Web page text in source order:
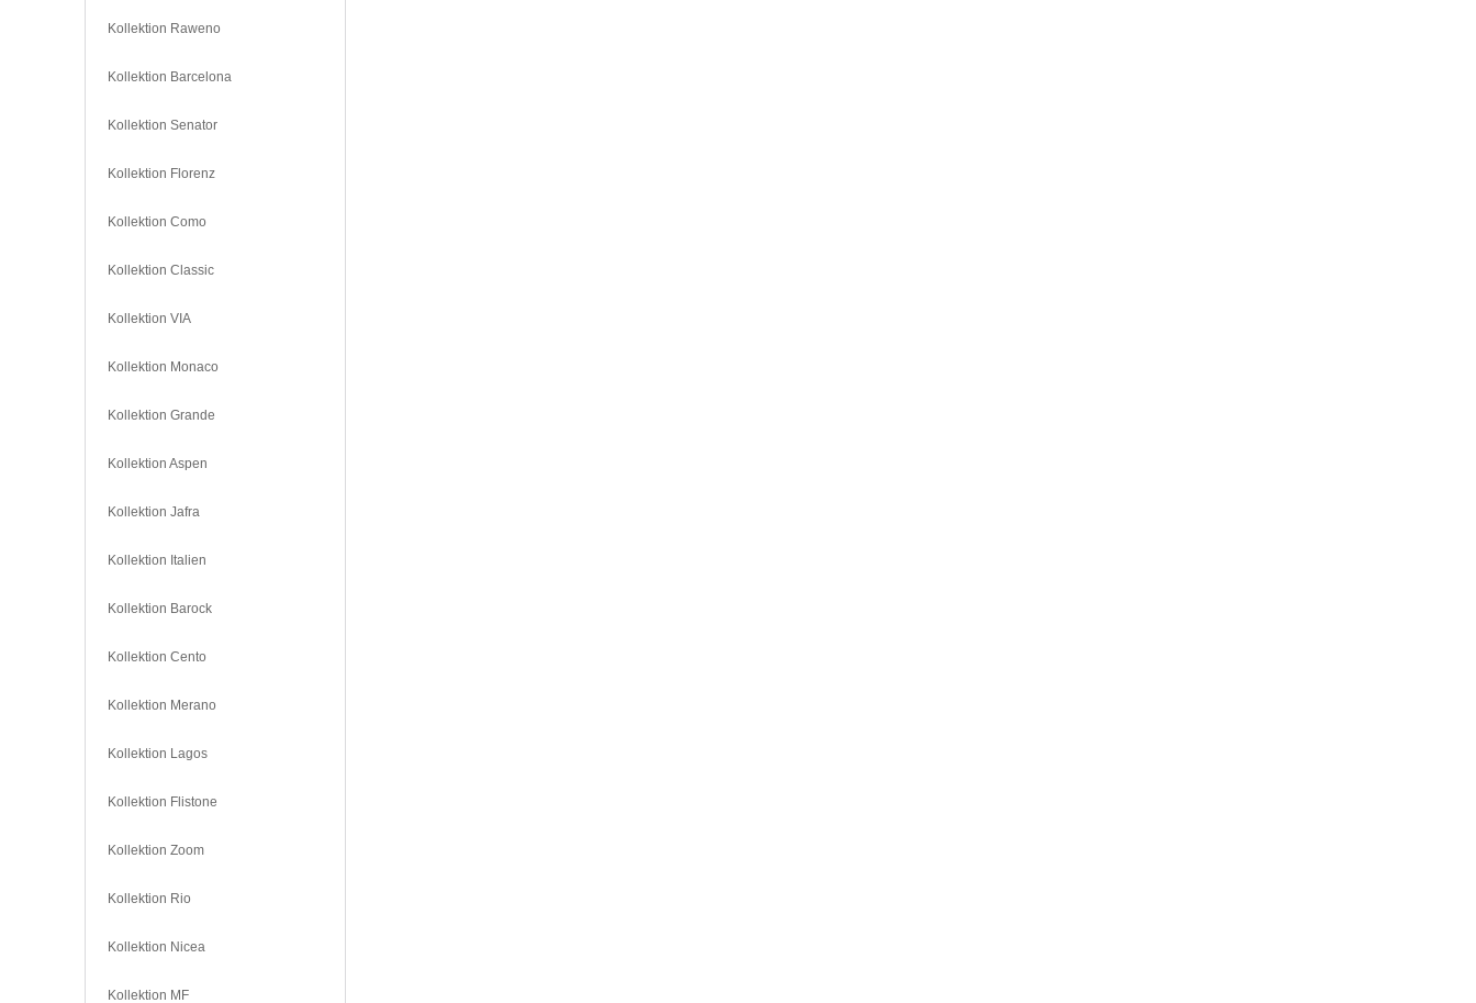
Kollektion Raweno
Kollektion Barcelona
Kollektion Senator
Kollektion Florenz
Kollektion Como
Kollektion Classic
Kollektion VIA
Kollektion Monaco
Kollektion Grande
Kollektion Aspen
Kollektion Jafra
Kollektion Italien
Kollektion Barock
Kollektion Cento
Kollektion Merano
Kollektion Lagos
Kollektion Flistone
Kollektion Zoom
Kollektion Rio
Kollektion Nicea
Kollektion MF